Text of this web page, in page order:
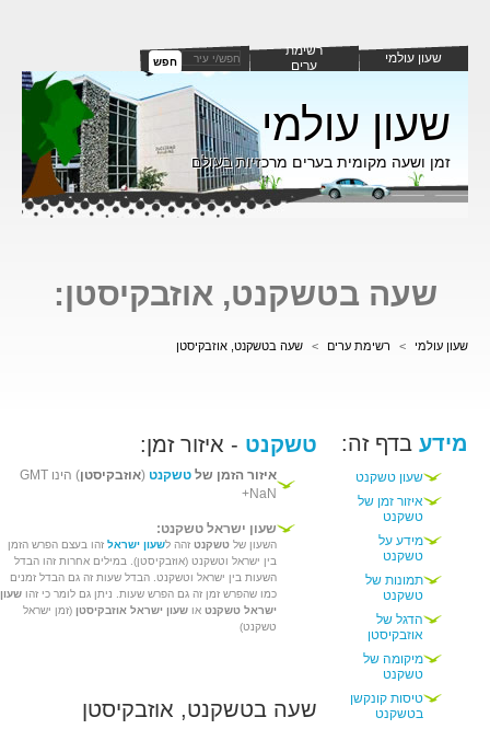
שעון עולמי
רשימת
ערים
חפש
שעון עולמי
זמן ושעה מקומית בערים מרכזיות בעולם
שעה בטשקנט, אוזבקיסטן:
שעון עולמי > רשימת ערים > שעה בטשקנט, אוזבקיסטן
מידע בדף זה:
שעון טשקנט
איזור זמן של
טשקנט
מידע על
טשקנט
תמונות של
טשקנט
הדגל של
אוזבקיסטן
מיקומה של
טשקנט
טיסות קונקשן
בטשקנט
טשקנט - איזור זמן:
איזור הזמן של טשקנט (אוזבקיסטן
) הינו GMT
+NaN
שעון ישראל טשקנט:
השעון של טשקנט זהה לשעון ישראל זהו בעצם הפרש הזמן
בין ישראל וטשקנט (אוזבקיסטן). במילים אחרות זהו הבדל
השעות בין ישראל וטשקנט. הבדל שעות זה גם הבדל זמנים
כמו שהפרש זמן זה גם הפרש שעות. ניתן גם לומר כי זהו שעון
ישראל טשקנט או שעון ישראל אוזבקיסטן (זמן ישראל
טשקנט)
שעה בטשקנט, אוזבקיסטן